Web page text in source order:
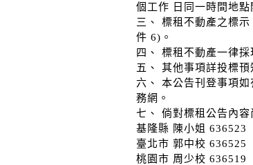
個工作 日同一時間地
三、 標租不動產之標
件 6)。
四、 標租不動產一律
五、 其他事項詳投標頇
六、 本公告刊登事項
務網。
七、 倘對標租公告內
基隆縣 陳小姐 636523
臺北市 郭中校 636525
桃園市 周少校 636519